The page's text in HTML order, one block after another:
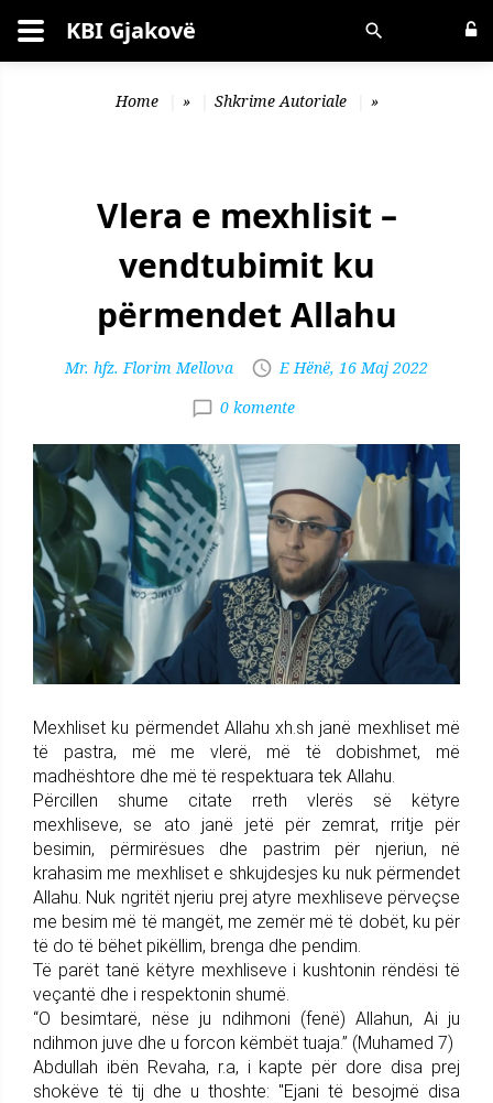
Kërko KBI Gjakovë
Home » Shkrime Autoriale »
Vlera e mexhlisit –
vendtubimit ku
përmendet Allahu
Mr. hfz. Florim Mellova
E Hënë, 16 Maj 2022
0 komente
Mexhliset ku përmendet Allahu xh.sh janë mexhliset më
të pastra, më me vlerë, më të dobishmet, më
madhështore dhe më të respektuara tek Allahu.
Përcillen shume citate rreth vlerës së këtyre
mexhliseve, se ato janë jetë për zemrat, rritje për
besimin, përmirësues dhe pastrim për njeriun, në
krahasim me mexhliset e shkujdesjes ku nuk përmendet
Allahu. Nuk ngritët njeriu prej atyre mexhliseve përveçse
me besim më të mangët, me zemër më të dobët, ku për
të do të bëhet pikëllim, brenga dhe pendim.
Të parët tanë këtyre mexhliseve i kushtonin rëndësi të
veçantë dhe i respektonin shumë.
“O besimtarë, nëse ju ndihmoni (fenë) Allahun, Ai ju
ndihmon juve dhe u forcon këmbët tuaja.” (Muhamed 7)
Abdullah ibën Revaha, r.a, i kapte për dore disa prej
shokëve të tij dhe u thoshte: "Ejani të besojmë disa